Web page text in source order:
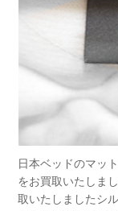
日本ベッドのマッ
をお買取いたしま
取いたしましたシ